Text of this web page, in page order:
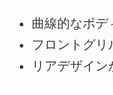
曲線的なボデ
フロントグリ
リアデザイ